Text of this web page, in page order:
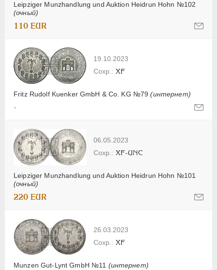
Leipziger Munzhandlung und Auktion Heidrun Hohn №102
(очный)
110 EUR
19.10.2023
Fritz Rudolf Kuenker GmbH & Co. KG №79(интернет)
XF
-
06.05.2023
Leipziger Munzhandlung und Auktion Heidrun Hohn №101
(очный)
XF-UNC
220 EUR
26.03.2023
Munzen Gut-Lynt GmbH №11 (интернет)
XF